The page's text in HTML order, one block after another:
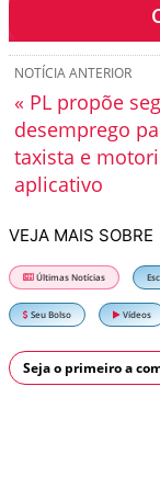
NOTÍCIA ANTERIOR
« PL propõe
desemprego
taxista e
aplicativo
VEJA MAIS SOBRE
Últimas Notícias
Seu Bolso Vídeos
Seja o primeiro a